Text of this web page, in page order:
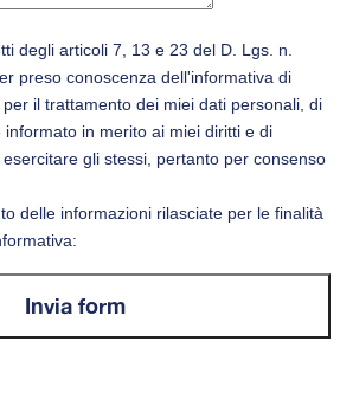
degli articoli 7, 13 e 23 del D. Lgs. n.
preso conoscenza dell'informativa di
il trattamento dei miei dati personali, di
in merito ai miei diritti e di
gli stessi, pertanto per consenso
delle informazioni rilasciate per le finalità